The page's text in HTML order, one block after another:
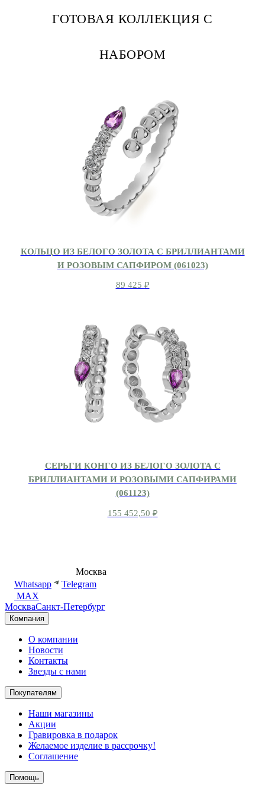
ГОТОВАЯ КОЛЛЕКЦИЯ С
НАБОРОМ
КОЛЬЦО ИЗ БЕЛОГО ЗОЛОТА С БРИЛЛИАНТАМИ
И РОЗОВЫМ САПФИРОМ (061023)
89 425 ₽
СЕРЬГИ КОНГО ИЗ БЕЛОГО ЗОЛОТА С
БРИЛЛИАНТАМИ И РОЗОВЫМИ САПФИРАМИ
(061123)
155 452,50 ₽
Москва
Whatsapp
Telegram
MAX
МоскваСанкт-Петербург
Компания
О компании
Новости
Контакты
Звезды с нами
Покупателям
Наши магазины
Акции
Гравировка в подарок
Желаемое изделие в рассрочку!
Соглашение
Помощь